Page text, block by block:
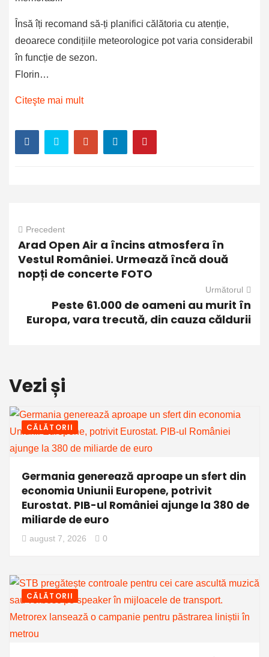
Însă îți recomand să-ți planifici călătoria cu atenție,
deoarece condițiile meteorologice pot varia considerabil
în funcție de sezon.
Florin…
Citeşte mai mult
Precedent
Arad Open Air a încins atmosfera în
Vestul României. Urmează încă două
nopți de concerte FOTO
Următorul
Peste 61.000 de oameni au murit în
Europa, vara trecută, din cauza căldurii
Vezi și
CĂLĂTORII
Germania generează aproape un sfert din
economia Uniunii Europene, potrivit
Eurostat. PIB-ul României ajunge la 380 de
miliarde de euro
august 7, 2026 0
CĂLĂTORII